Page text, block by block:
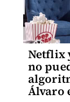
Netflix
no
Álvaro